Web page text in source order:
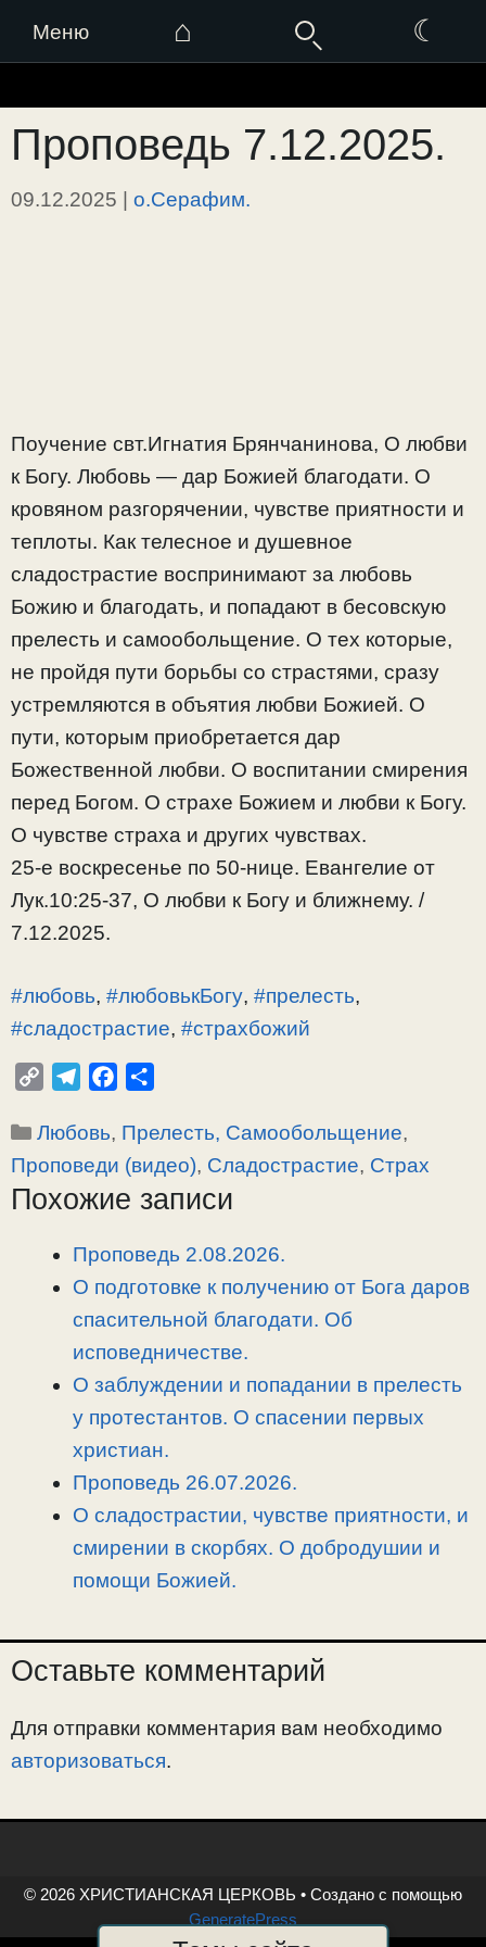
Меню ⌂ ☾
к
содержимому
Проповедь 7.12.2025.
09.12.2025 | о.Серафим.
Поучение свт.Игнатия Брянчанинова, О любви
к Богу. Любовь — дар Божией благодати. О
кровяном разгорячении, чувстве приятности и
теплоты. Как телесное и душевное
сладострастие воспринимают за любовь
Божию и благодать, и попадают в бесовскую
прелесть и самообольщение. О тех которые,
не пройдя пути борьбы со страстями, сразу
устремляются в объятия любви Божией. О
пути, которым приобретается дар
Божественной любви. О воспитании смирения
перед Богом. О страхе Божием и любви к Богу.
О чувстве страха и других чувствах.
25-е воскресенье по 50-нице. Евангелие от
Лук.10:25-37, О любви к Богу и ближнему. /
7.12.2025.
#любовь, #любовькБогу, #прелесть,
#сладострастие, #страхбожий
p
y
L
l
e
g
a
c
e
b
п
р
а
Рубрики
Любовь, Прелесть, Самообольщение,
Проповеди (видео), Сладострастие, Страх
Похожие записи
Проповедь 2.08.2026.
О подготовке к получению от Бога даров
спасительной благодати. Об
исповедничестве.
О заблуждении и попадании в прелесть
у протестантов. О спасении первых
христиан.
Проповедь 26.07.2026.
О сладострастии, чувстве приятности, и
смирении в скорбях. О добродушии и
помощи Божией.
Оставьте комментарий
Для отправки комментария вам необходимо
авторизоваться.
© 2026 ХРИСТИАНСКАЯ ЦЕРКОВЬ • Создано с помощью
GeneratePress